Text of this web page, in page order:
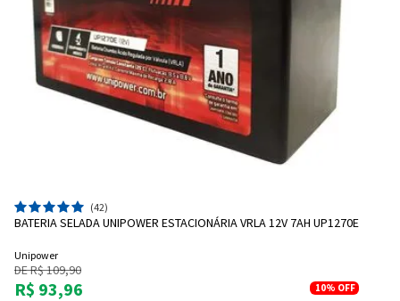
(42)
BATERIA SELADA UNIPOWER ESTACIONÁRIA VRLA 12V 7AH UP1270E
Unipower
DE R$ 109,90
R$ 93,96 10% OFF